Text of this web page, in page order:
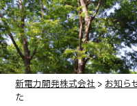
新電力開発株式会社>お知ら
た